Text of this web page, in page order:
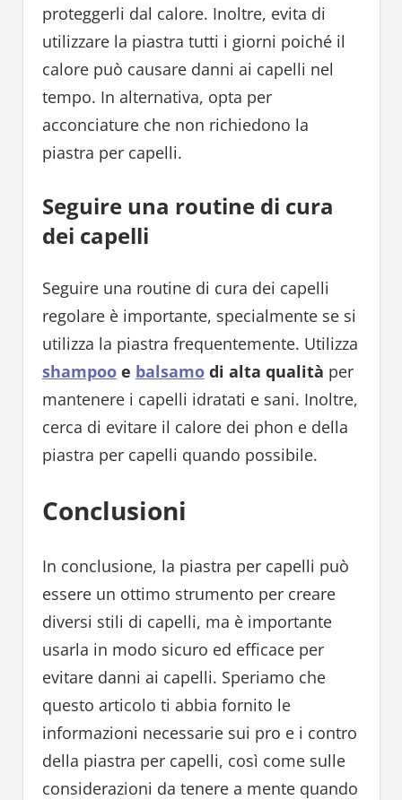
proteggerli dal calore. Inoltre, evita di
utilizzare la piastra tutti i giorni poiché il
calore può causare danni ai capelli nel
tempo. In alternativa, opta per
acconciature che non richiedono la
piastra per capelli.
Seguire una routine di cura
dei capelli
Seguire una routine di cura dei capelli
regolare è importante, specialmente se si
utilizza la piastra frequentemente. Utilizza
shampooe balsamodi alta qualità per
mantenere i capelli idratati e sani. Inoltre,
cerca di evitare il calore dei phon e della
piastra per capelli quando possibile.
Conclusioni
In conclusione, la piastra per capelli può
essere un ottimo strumento per creare
diversi stili di capelli, ma è importante
usarla in modo sicuro ed efficace per
evitare danni ai capelli. Speriamo che
questo articolo ti abbia fornito le
informazioni necessarie sui pro e i contro
della piastra per capelli, così come sulle
considerazioni da tenere a mente quando